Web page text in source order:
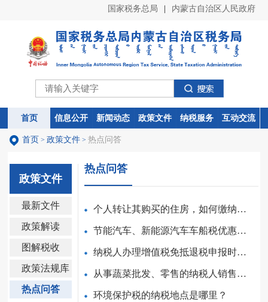
国家税务总局 内蒙古自治区人民政府
首页 信息公开 新闻动态 政策文件 纳税服务 互动交流
首页 信息公开 新闻动态 政策文件 纳税服务 互动交流
首页 > 政策文件> 热点问答
政策文件
最新文件
政策解读
图解税收
政策法规库
热点问答
热点问答
个人转让其购买的住房，如何缴纳增值税？
节能汽车、新能源汽车车船税优惠政策执行到什么时候？
纳税人办理增值税免抵退税申报时，应当报送哪些资料？
从事蔬菜批发、零售的纳税人销售的蔬菜是否免征增值税？
环境保护税的纳税地点是哪里？